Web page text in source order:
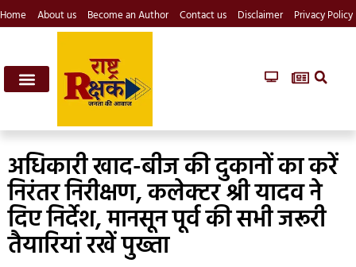
Home About us Become an Author Contact us Disclaimer Privacy Policy
अधिकारी खाद-बीज की दुकानों का करें
निरंतर निरीक्षण, कलेक्टर श्री यादव ने
दिए निर्देश, मानसून पूर्व की सभी जरूरी
तैयारियां रखें पुख्ता